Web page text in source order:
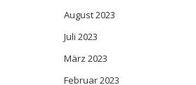
August 2023
Juli 2023
März 2023
Februar 2023